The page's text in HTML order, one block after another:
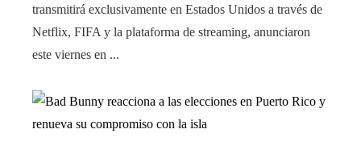
transmitirá exclusivamente en Estados Unidos a través de
Netflix, FIFA y la plataforma de streaming, anunciaron
este viernes en ...